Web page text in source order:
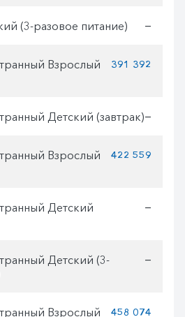
(3-разовое питание) —
Взрослый
391 392
Детский (завтрак)—
Взрослый
422 559
Детский
—
Детский (3-
—
Взрослый
458 074